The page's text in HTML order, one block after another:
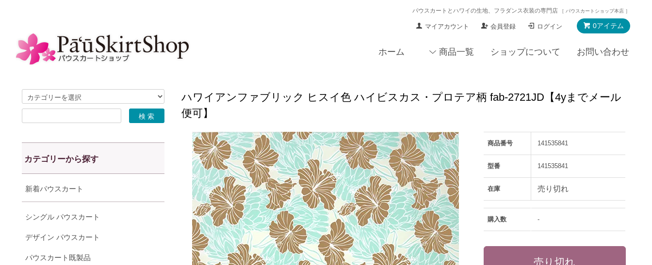
パウスカートとハワイの生地、フラダンス衣装の専門店 ［ パウスカートショップ本店 ］
0アイテム
マイアカウント 会員登録 ログイン
ホーム 商品一覧 ショップについて お問い合わせ
ハワイアンファブリック ヒスイ色 ハイビスカス・プロテア柄 fab-2721JD【4yまでメール
便可】
商品番号 141535841
型番 141535841
在庫 売り切れ
購入数 -
カテゴリーから探す
新着パウスカート
シングル パウスカート
デザイン パウスカート
パウスカート既製品